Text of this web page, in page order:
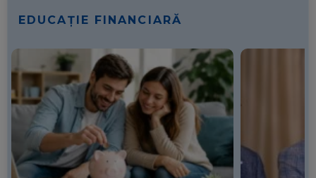
EDUCAȚIE FINANCIARĂ